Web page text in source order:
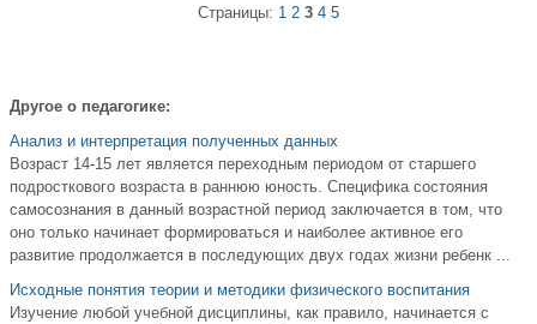
Страницы: 1 2 3 4 5
Другое о педагогике:
Анализ и интерпретация полученных данных
Возраст 14-15 лет является переходным периодом от старшего
подросткового возраста в раннюю юность. Специфика состояния
самосознания в данный возрастной период заключается в том, что
оно только начинает формироваться и наиболее активное его
развитие продолжается в последующих двух годах жизни ребенк ...
Исходные понятия теории и методики физического воспитания
Изучение любой учебной дисциплины, как правило, начинается с